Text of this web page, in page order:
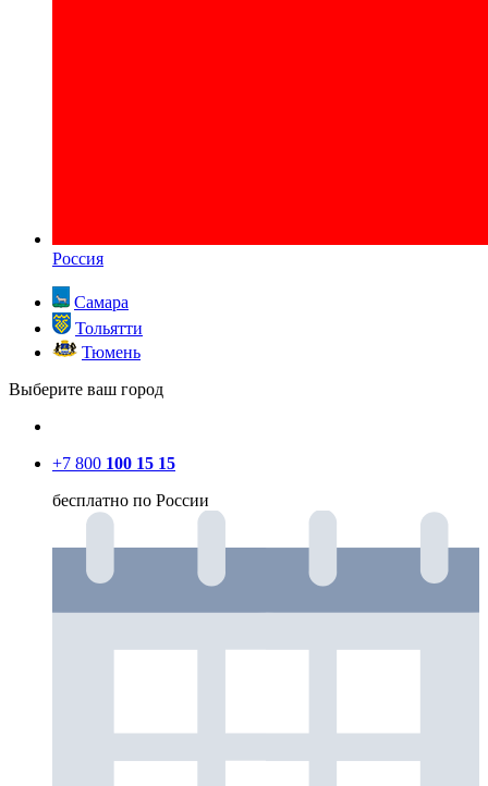
Россия
Самара
Тольятти
Тюмень
Выберите ваш город
+7 800 100 15 15
бесплатно по России